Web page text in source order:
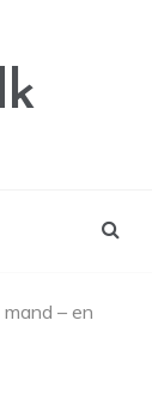
– en